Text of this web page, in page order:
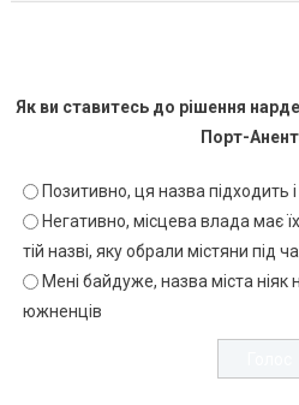
Як ви ставитесь до рішення
Порт-
Позитивно, ця назва підходить
Негативно, місцева влада має
тій назві, яку обрали містяни під
Мені байдуже, назва міста
южненців